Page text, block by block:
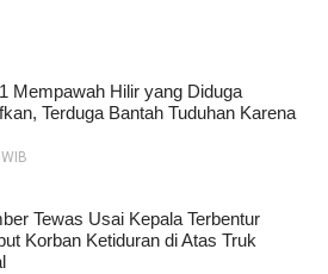
Mempawah Hilir yang Diduga
Terduga Bantah Tuduhan Karena
Tewas Usai Kepala Terbentur
Korban Ketiduran di Atas Truk